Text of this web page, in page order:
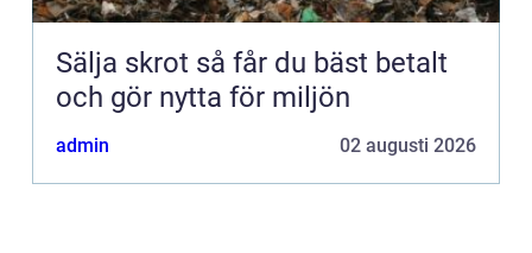
Sälja skrot så får du bäst betalt
och gör nytta för miljön
admin 02 augusti 2026